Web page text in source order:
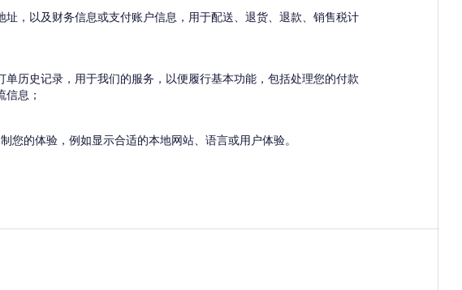
，以及财务信息或支付账户信息，用于配送、退货、退款、销售税计
历史记录，用于我们的服务，以便履行基本功能，包括处理您的付款
息；
您的体验，例如显示合适的本地网站、语言或用户体验。